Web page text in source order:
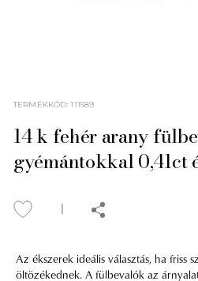
TERMÉKKÓD:111589
14 k fehér arany
gyémántokkal 0,41ct
Az ékszerek ideális választás, ha friss
öltözékednek. A fülbevalók az